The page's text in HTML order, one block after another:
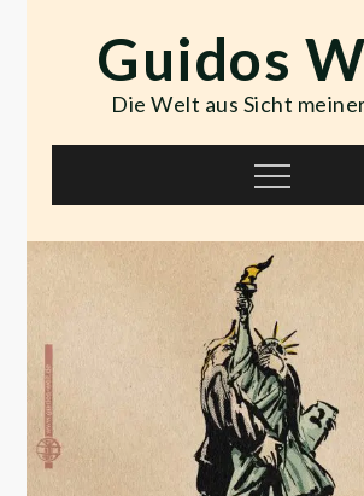
contentGuidos
Die Welt aus Sicht
Menu